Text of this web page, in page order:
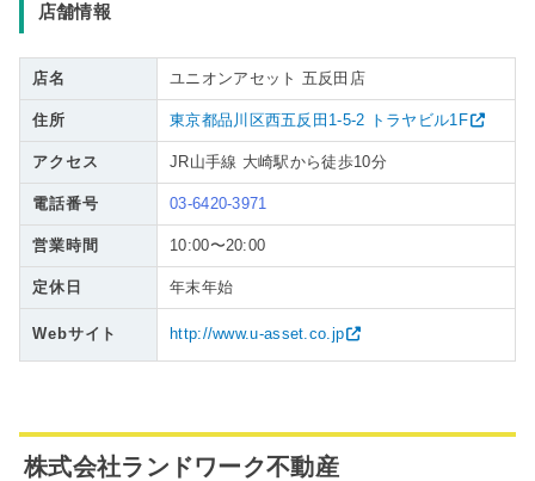
店舗情報
店名 ユニオンアセット 五反田店
住所 東京都品川区西五反田1-5-2 トラヤビル1F
アクセス JR山手線 大崎駅から徒歩10分
電話番号 03-6420-3971
営業時間 10:00〜20:00
定休日 年末年始
Webサイト http://www.u-asset.co.jp
株式会社ランドワーク不動産